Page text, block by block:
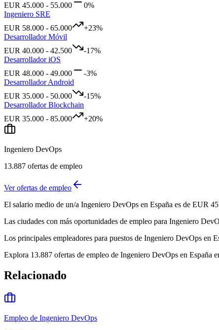
EUR 45.000 - 55.000 0%
Ingeniero SRE
EUR 58.000 - 65.000 +23%
Desarrollador Móvil
EUR 40.000 - 42.500 -17%
Desarrollador iOS
EUR 48.000 - 49.000 -3%
Desarrollador Android
EUR 35.000 - 50.000 -15%
Desarrollador Blockchain
EUR 35.000 - 85.000 +20%
Ingeniero DevOps
13.887 ofertas de empleo
Ver ofertas de empleo
El salario medio de un/a Ingeniero DevOps en España es de EUR
Las ciudades con más oportunidades de empleo para Ingeniero
Los principales empleadores para puestos de Ingeniero DevOps
Explora 13.887 ofertas de empleo de Ingeniero DevOps en España
Relacionado
Empleo de Ingeniero DevOps